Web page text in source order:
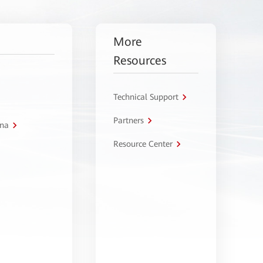
More
Resources
Technical Support
Partners
Resource Center